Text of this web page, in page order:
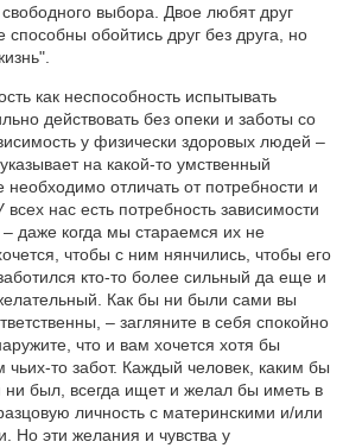
выбора. Двое любят друг
способны обойтись друг без друга, но
как неспособность испытывать
действовать без опеки и заботы со
у физически здоровых людей –
на какой-то умственный
отличать от потребности и
всех нас есть потребность зависимости
– даже когда мы стараемся их не
чтобы с ним нянчились, чтобы его
кто-то более сильный да еще и
Как бы ни были сами вы
– загляните в себя спокойно
что и вам хочется хотя бы
чьих-то забот. Каждый человек, каким бы
был, всегда ищет и желал бы иметь в
личность с материнскими и/или
Но эти желания и чувства у